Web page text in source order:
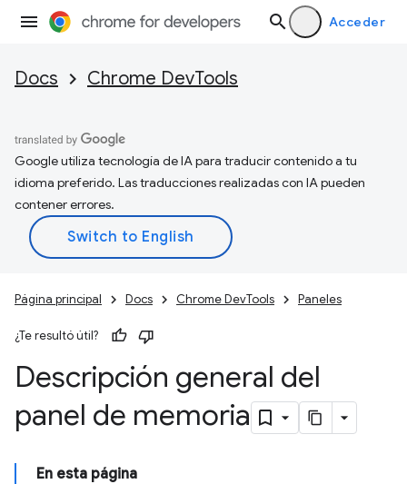
Acceder
Docs Chrome DevTools
Google utiliza tecnología de IA para traducir contenido a tu
idioma preferido. Las traducciones realizadas con IA pueden
contener errores.
Página principal Docs Chrome DevTools Paneles
¿Te resultó útil?
Descripción general del
panel de memoria
En esta página